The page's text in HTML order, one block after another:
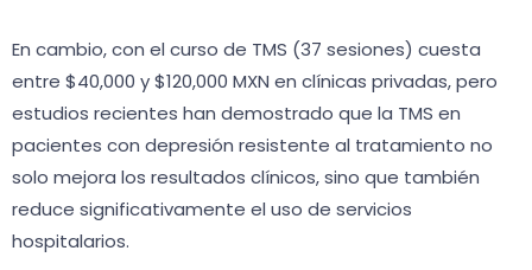
En cambio, con el curso de TMS (37 sesiones) cuesta
entre $40,000 y $120,000 MXN en clínicas privadas, pero
estudios recientes han demostrado que la TMS en
pacientes con depresión resistente al tratamiento no
solo mejora los resultados clínicos, sino que también
reduce significativamente el uso de servicios
hospitalarios.